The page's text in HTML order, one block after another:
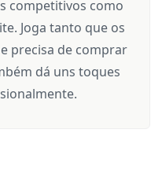
competitivos como
Joga tanto que os
precisa de comprar
dá uns toques